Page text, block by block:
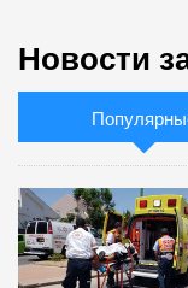
Новости